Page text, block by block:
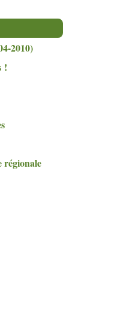
2010)
!
régionale